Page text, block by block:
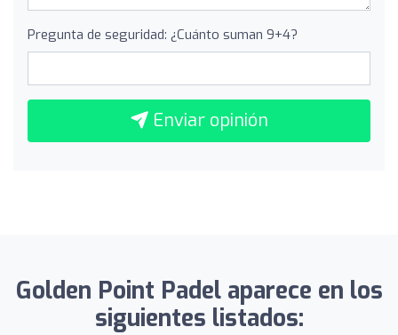
Pregunta de seguridad: ¿Cuánto suman 9+4?
Enviar opinión
Golden Point Padel aparece en los
siguientes listados: